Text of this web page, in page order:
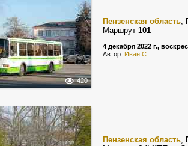
420
Пензенская область,
Маршрут 101
4 декабря 2022 г.,
Автор: Иван С.
Пензенская область,